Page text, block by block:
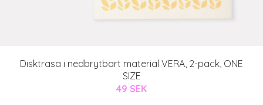
Disktrasa i nedbrytbart material VERA, 2-pack, ONE
SIZE
49 SEK